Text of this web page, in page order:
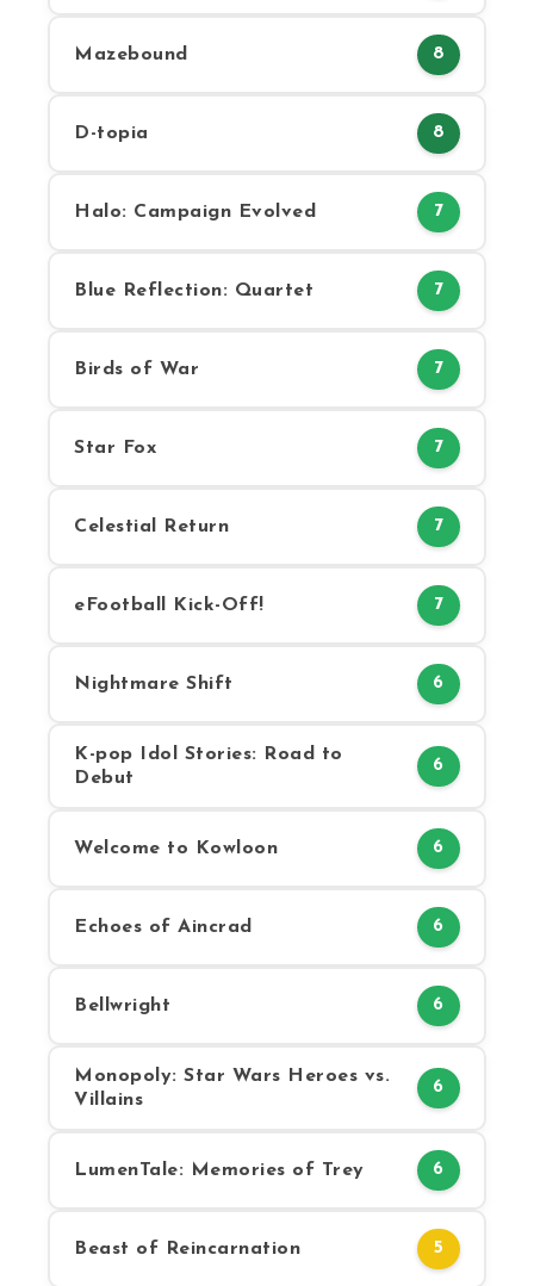
Mazebound 8
D-topia 8
Halo: Campaign Evolved 7
Blue Reflection: Quartet 7
Birds of War 7
Star Fox 7
Celestial Return 7
eFootball Kick-Off! 7
Nightmare Shift 6
K-pop Idol Stories: Road to
Debut
6
Welcome to Kowloon 6
Echoes of Aincrad 6
Bellwright 6
Monopoly: Star Wars Heroes vs.
Villains
6
LumenTale: Memories of Trey 6
Beast of Reincarnation 5